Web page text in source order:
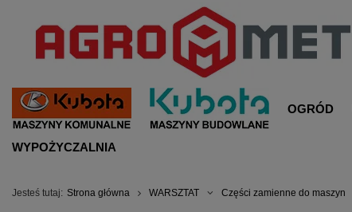
OGRÓD
WYPOŻYCZALNIA
Jesteś tutaj: Strona główna WARSZTAT Części zamienne do maszyn